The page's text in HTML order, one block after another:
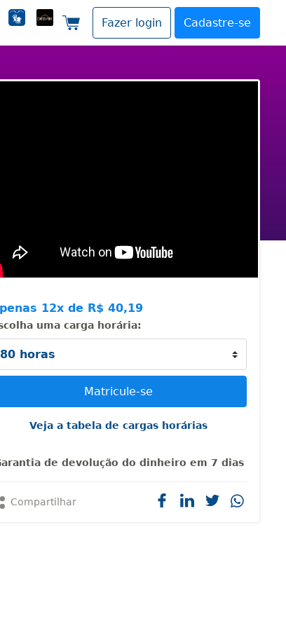
Carrinho de compras
Fazer login Cadastre-se
12x de R$ 40,19
uma carga horária:
Veja a tabela de cargas horárias
de devolução do dinheiro em 7 dias
Compartilhar